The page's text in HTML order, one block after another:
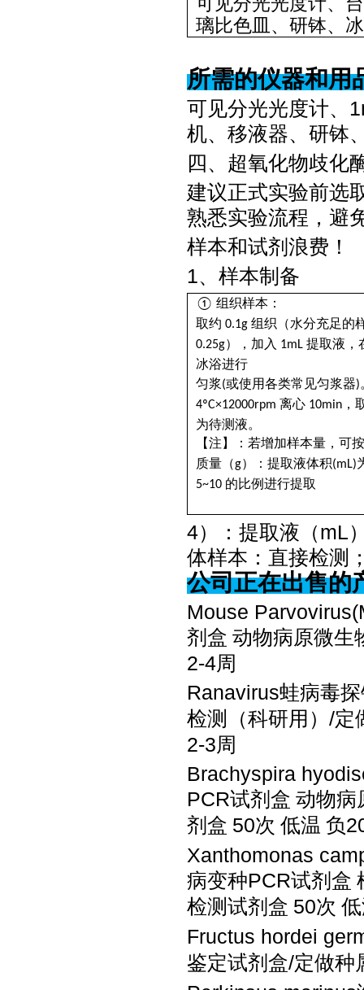
璃比色皿、研钵、
所需的仪器和用
可见分光光度计、
机、移液器、研钵
四、超氧化物歧化
建议正式实验前选
熟悉实验流程，避
样本和试剂浪费！
1、样本制备
① 组织样本：
取约 0.1g 组织（水分充足的
0.25g），加入 1mL 提取液，
冰浴进行
匀浆(或使用各类常见匀浆器)
4ºC×12000rpm 离心 10min ，
为待测液。
【注】：若增加样本量，可
质量（g）：提取液体积(mL)
5~10 的比例进行提取
4）：提取液（mL
体样本：直接检测
公司正在出售的
Mouse
剂盒 动物病原微生
2-4周
Ranavirus蛙病毒
检测（科研用） /定
2-3周
Brachyspira
PCR试剂盒 动物病
剂盒 50次 低温 负
Xanthomonas
病变种PCR试剂盒
检测试剂盒 50次
Fructus hordei
鉴定试剂盒/定做种